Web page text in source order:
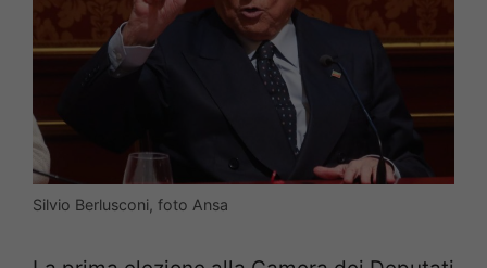
Silvio Berlusconi, foto Ansa